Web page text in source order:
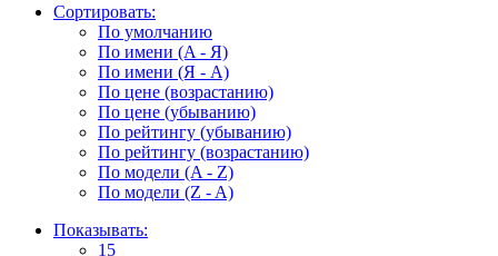
Сортировать:
По умолчанию
По имени (A - Я)
По имени (Я - A)
По цене (возрастанию)
По цене (убыванию)
По рейтингу (убыванию)
По рейтингу (возрастанию)
По модели (A - Z)
По модели (Z - A)
Показывать:
15